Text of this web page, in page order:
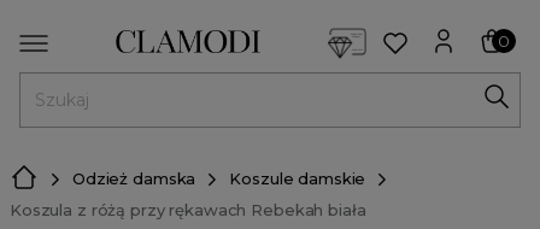
0
Odzież damska
Koszule damskie
Koszula z różą przy rękawach Rebekah biała